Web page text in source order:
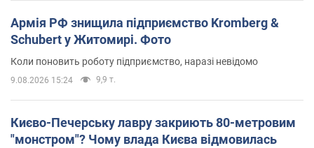
Армія РФ знищила підприємство Kromberg &
Schubert у Житомирі. Фото
Коли поновить роботу підприємство, наразі невідомо
9.08.2026 15:24 9,9 т.
Києво-Печерську лавру закриють 80-метровим
"монстром"? Чому влада Києва відмовилась